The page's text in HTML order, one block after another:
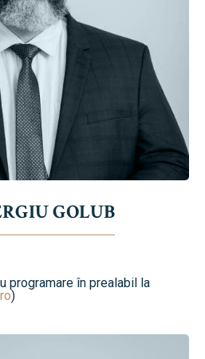
GOLUB
programare în prealabil la
)